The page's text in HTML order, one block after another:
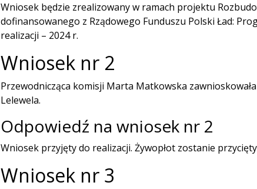
Wniosek będzie zrealizowany w ramach projektu
dofinansowanego z Rządowego Funduszu Polski Ład:
realizacji – 2024 r.
Wniosek nr 2
Przewodnicząca komisji Marta Matkowska
Lelewela.
Odpowiedź na wniosek nr 2
Wniosek przyjęty do realizacji. Żywopłot zostanie
Wniosek nr 3